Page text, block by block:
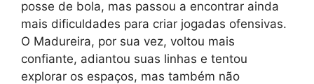
posse de bola, mas passou a encontrar ainda
mais dificuldades para criar jogadas ofensivas.
O Madureira, por sua vez, voltou mais
confiante, adiantou suas linhas e tentou
explorar os espaços, mas também não